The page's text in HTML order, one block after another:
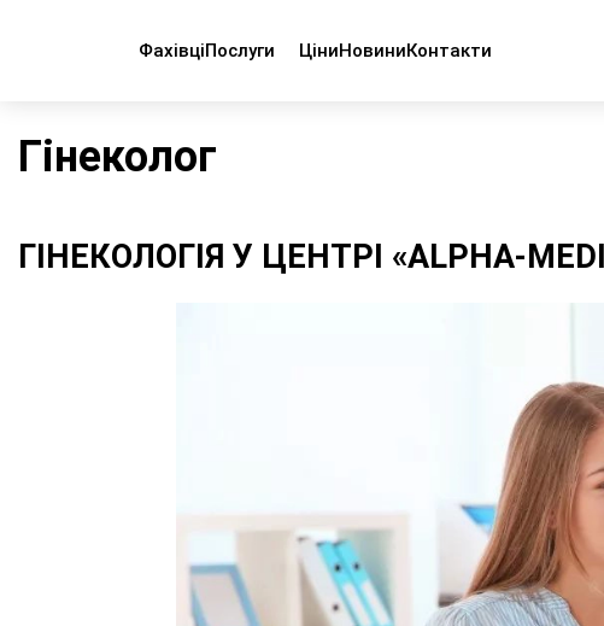
ФахівціПослуги ЦіниНовиниКонтакти
Гінеколог
ГІНЕКОЛОГІЯ У ЦЕНТРІ «ALPHA-